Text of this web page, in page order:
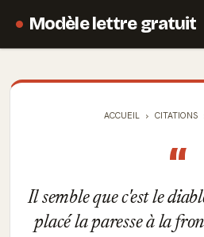
Modèle lettre gratuit
ACCUEIL CITATIONS
“
Il semble que c'est le
placé la paresse à la